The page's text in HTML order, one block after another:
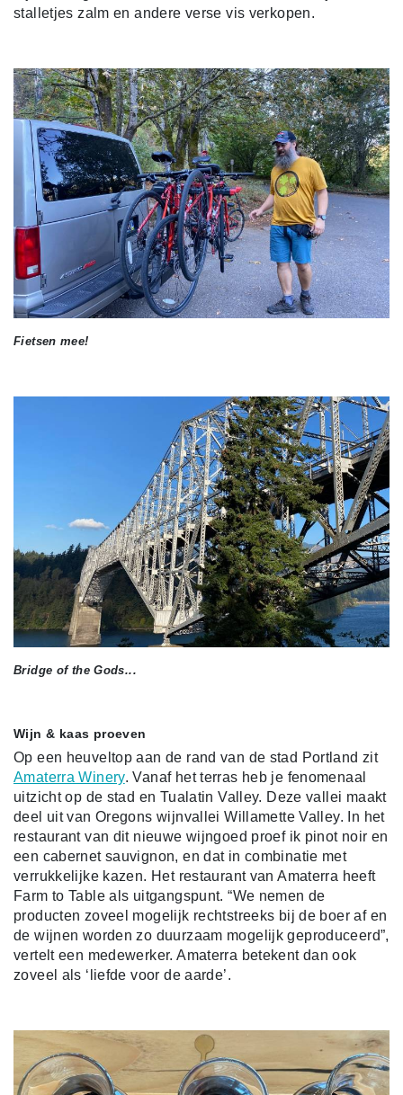
stalletjes zalm en andere verse vis verkopen.
Fietsen mee!
Bridge of the Gods...
Wijn & kaas proeven
Op een heuveltop aan de rand van de stad Portland zit
Amaterra Winery. Vanaf het terras heb je fenomenaal
uitzicht op de stad en Tualatin Valley. Deze vallei maakt
deel uit van Oregons wijnvallei Willamette Valley. In het
restaurant van dit nieuwe wijngoed proef ik pinot noir en
een cabernet sauvignon, en dat in combinatie met
verrukkelijke kazen. Het restaurant van Amaterra heeft
Farm to Table als uitgangspunt. “We nemen de
producten zoveel mogelijk rechtstreeks bij de boer af en
de wijnen worden zo duurzaam mogelijk geproduceerd”,
vertelt een medewerker. Amaterra betekent dan ook
zoveel als ‘liefde voor de aarde’.